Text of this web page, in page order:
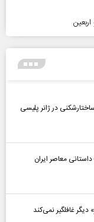
در ژانر پلیسی
داستانی معاصر ایران
غافلگیر نمی‌کند